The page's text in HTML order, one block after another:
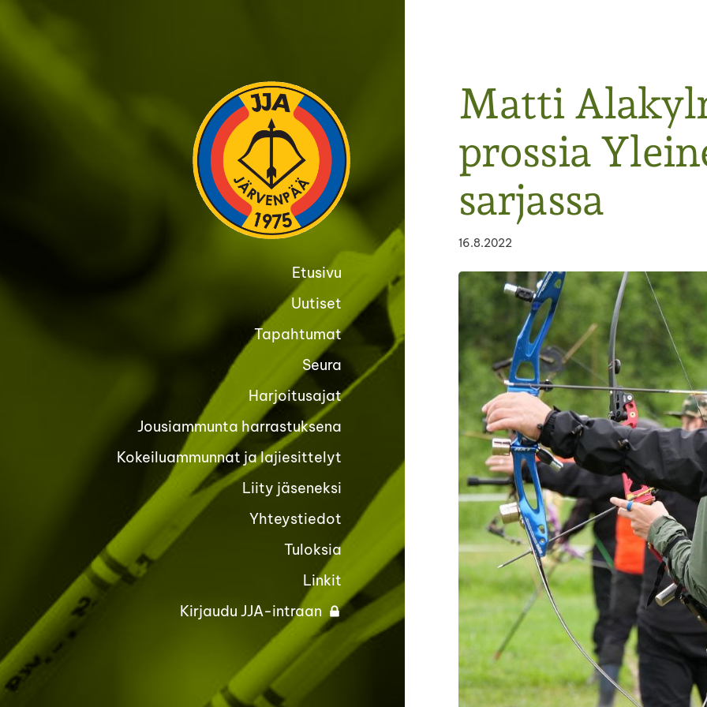
Järvenpään Jousiampujat ry
Etusivu
Uutiset
Tapahtumat
Seura
Harjoitusajat
Jousiammunta harrastuksena
Kokeiluammunnat ja lajiesittelyt
Liity jäseneksi
Yhteystiedot
Tuloksia
Linkit
Kirjaudu JJA-intraan
Matti
prossia
sarjassa
16.8.2022